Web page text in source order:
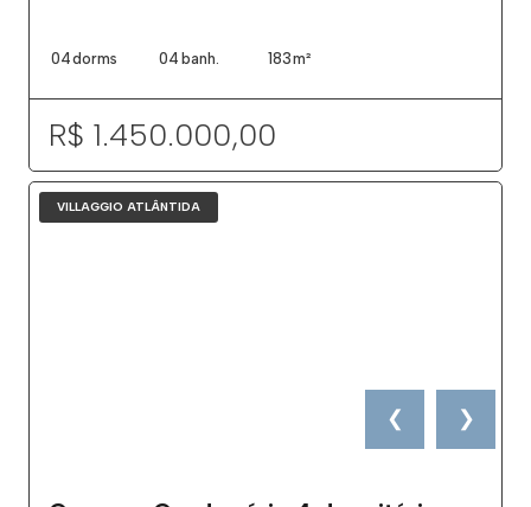
04dorms 04 banh. 183m²
R$ 1.450.000,00
❮ ❯
VILLAGGIO ATLÂNTIDA